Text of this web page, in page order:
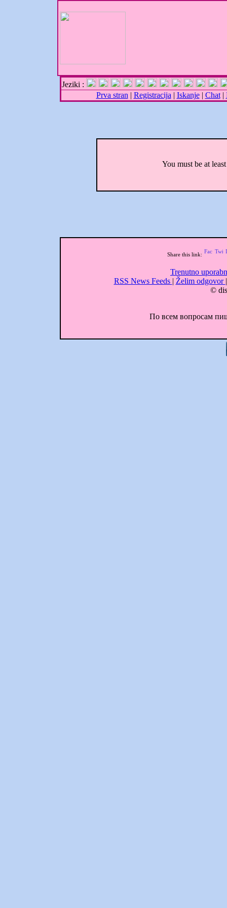
Jeziki :
Prva stran | Registracija | Iskanje| Chat|
You must be at
Share this link:
Trenutno
RSS News Feeds | Želim odgovor
©
По всем вопросам